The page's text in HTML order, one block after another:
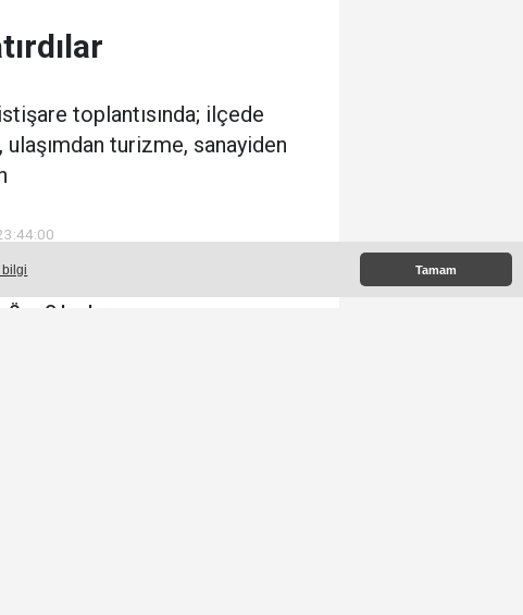
bilgi Tamam
toplantısında; ilçede
turizme, sanayiden
Öne Çıkanlar